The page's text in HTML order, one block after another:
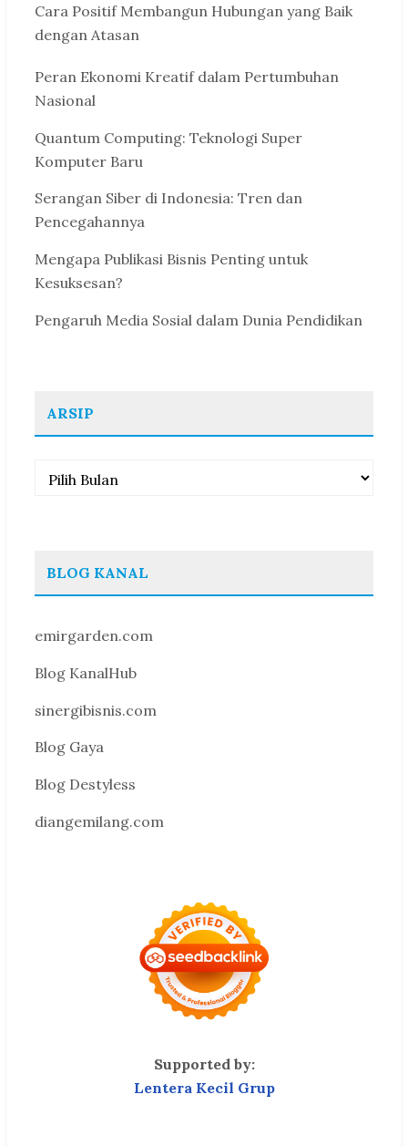
Cara Positif Membangun Hubungan yang Baik
dengan Atasan
Peran Ekonomi Kreatif dalam Pertumbuhan
Nasional
Quantum Computing: Teknologi Super
Komputer Baru
Serangan Siber di Indonesia: Tren dan
Pencegahannya
Mengapa Publikasi Bisnis Penting untuk
Kesuksesan?
Pengaruh Media Sosial dalam Dunia Pendidikan
ARSIP
Arsip
BLOG KANAL
emirgarden.com
Blog KanalHub
sinergibisnis.com
Blog Gaya
Blog Destyless
diangemilang.com
Supported by:
Lentera Kecil Grup